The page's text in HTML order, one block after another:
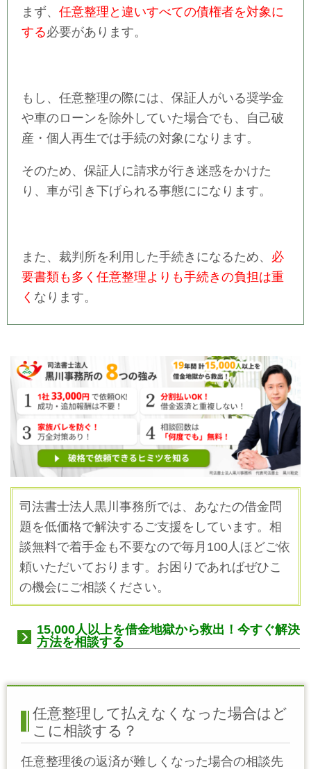
まず、 任意整理と違いすべての債権者を対象に
する必要があります。
もし、任意整理の際には、保証人がいる奨学金
や車のローンを除外していた場合でも、自己破
産・個人再生では手続の対象になります。
そのため、保証人に請求が行き迷惑をかけた
り、車が引き下げられる事態にになります。
また、裁判所を利用した手続きになるため、 必
要書類も多く任意整理よりも手続きの負担は重
く なります。
司法書士法人黒川事務所では、あなたの借金問
題を低価格で解決するご支援をしています。 相
談無料で着手金も不要なので毎月100人ほどご依
頼いただいております。お困りであればぜひこ
の機会にご相談ください。
15,000人以上を借金地獄から救出！今すぐ解決
方法を相談する
任意整理して払えなくなった場合はど
こに相談する？
任意整理後の返済が難しくなった場合の相談先